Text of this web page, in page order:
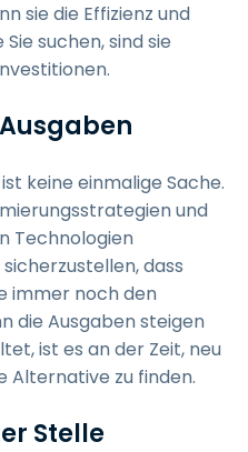
sie die Effizienz und
suchen, sind sie
keine einmalige Sache.
und
Technologien
dass
immer noch den
die Ausgaben steigen
ist es an der Zeit, neu
Alternative zu finden.
Stelle